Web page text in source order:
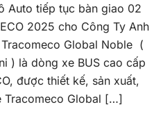
tiếp tục bàn giao 02
2025 cho Công Ty Anh
Tracomeco Global Noble (
) là dòng xe BUS cao cấp
được thiết kế, sản xuất,
Tracomeco Global […]